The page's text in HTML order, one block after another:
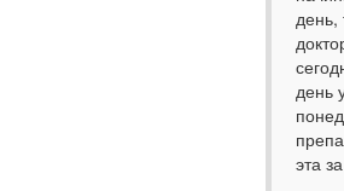
день,
день
эта